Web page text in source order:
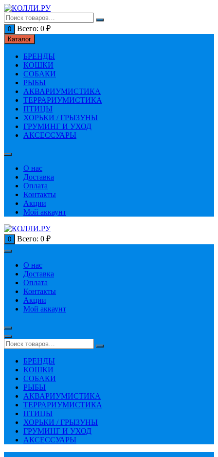
Перейти
к
содержимому
0 Всего: 0 ₽
Каталог
БРЕНДЫ
КОШКИ
СОБАКИ
РЫБЫ
АКВАРИУМИСТИКА
ТЕРРАРИУМИСТИКА
ПТИЦЫ
ХОРЬКИ / ГРЫЗУНЫ
ГРУМИНГ И УХОД
АКСЕССУАРЫ
О нас
Доставка
Оплата
Контакты
Акции
Мой аккаунт
0 Всего: 0 ₽
О нас
Доставка
Оплата
Контакты
Акции
Мой аккаунт
БРЕНДЫ
КОШКИ
СОБАКИ
РЫБЫ
АКВАРИУМИСТИКА
ТЕРРАРИУМИСТИКА
ПТИЦЫ
ХОРЬКИ / ГРЫЗУНЫ
ГРУМИНГ И УХОД
АКСЕССУАРЫ